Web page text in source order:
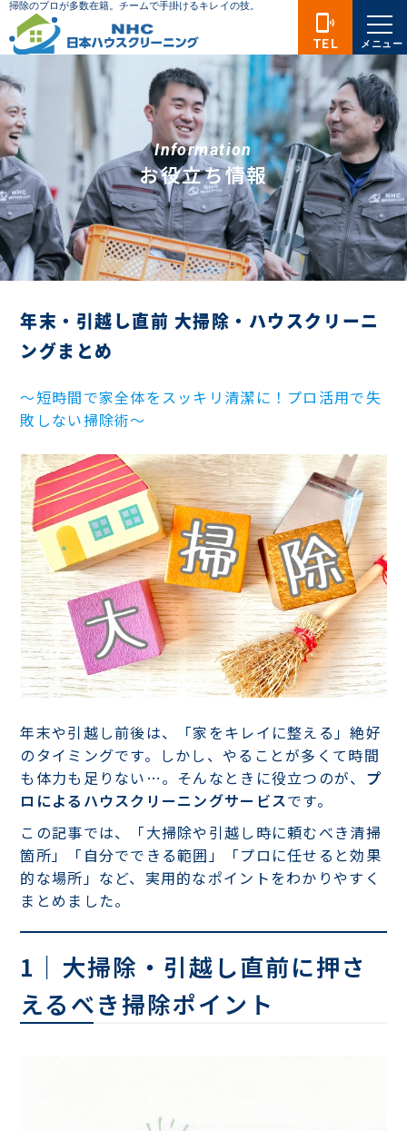
Information
お役立ち情報
年末・引越し直前 大掃除・ハウスクリーニ
ングまとめ
〜短時間で家全体をスッキリ清潔に！プロ活用で失
敗しない掃除術〜
年末や引越し前後は、「家をキレイに整える」絶好
のタイミングです。しかし、やることが多くて時間
も体力も足りない…。そんなときに役立つのが、 プ
ロによるハウスクリーニングサービスです。
この記事では、「大掃除や引越し時に頼むべき清掃
箇所」「自分でできる範囲」「プロに任せると効果
的な場所」など、実用的なポイントをわかりやすく
まとめました。
1｜大掃除・引越し直前に押さ
えるべき掃除ポイント
phonelink_ring
TEL メニュー